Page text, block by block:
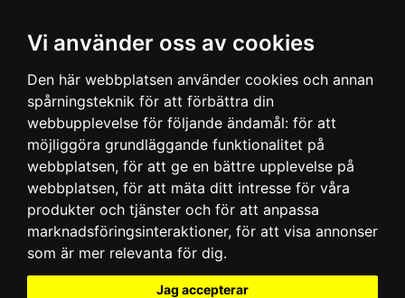
Vi använder oss av cookies
Den här webbplatsen använder cookies och annan
spårningsteknik för att förbättra din
webbupplevelse för följande ändamål: för att
möjliggöra grundläggande funktionalitet på
webbplatsen, för att ge en bättre upplevelse på
webbplatsen, för att mäta ditt intresse för våra
produkter och tjänster och för att anpassa
marknadsföringsinteraktioner, för att visa annonser
som är mer relevanta för dig.
Jag accepterar